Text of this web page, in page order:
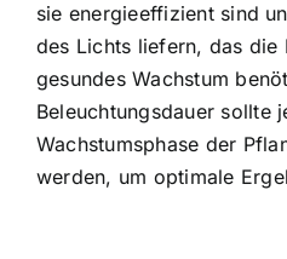
sie energieeffizient sind
des Lichts liefern, das die
gesundes Wachstum
Beleuchtungsdauer sollte
Wachstumsphase der
werden, um optimale